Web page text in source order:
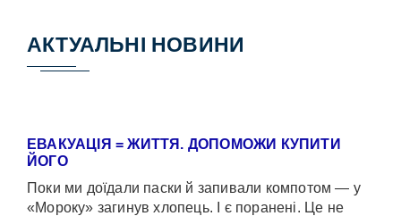
АКТУАЛЬНІ НОВИНИ
ЕВАКУАЦІЯ = ЖИТТЯ. ДОПОМОЖИ КУПИТИ
ЙОГО
Поки ми доїдали паски й запивали компотом — у
«Мороку» загинув хлопець. І є поранені. Це не